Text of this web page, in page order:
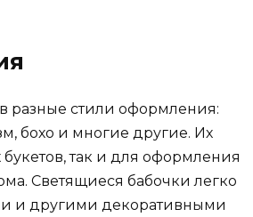
разные стили оформления:
бохо и многие другие. Их
так и для оформления
Светящиеся бабочки легко
и другими декоративными